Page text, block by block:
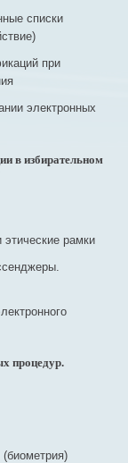
списки
при
электронных
в избирательном
рамки
процедур.